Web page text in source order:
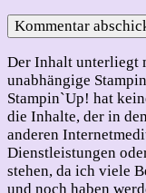
Der Inhalt unterliegt
unabhängige
Stampin`Up! hat
die Inhalte, der in
anderen
Dienstleistungen
stehen, da ich viele
und noch haben